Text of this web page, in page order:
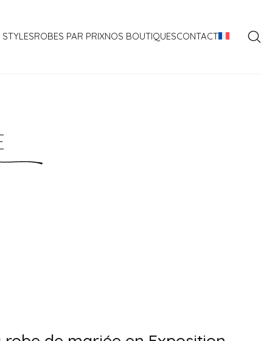
ROBES PAR PRIXNOS BOUTIQUESCONTACT